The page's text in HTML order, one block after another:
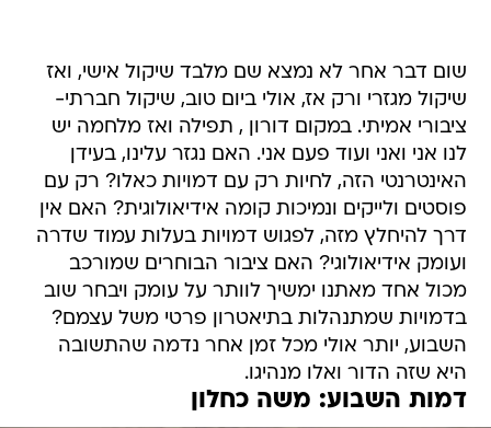
שום דבר אחר לא נמצא שם מלבד שיקול אישי, ואז
שיקול מגזרי ורק אז, אולי ביום טוב, שיקול חברתי-
ציבורי אמיתי. במקום דורון , תפילה ואז מלחמה יש
לנו אני ואני ועוד פעם אני. האם נגזר עלינו, בעידן
האינטרנטי הזה, לחיות רק עם דמויות כאלו? רק עם
פוסטים ולייקים ונמיכות קומה אידיאולוגית? האם אין
דרך להיחלץ מזה, לפגוש דמויות בעלות עמוד שדרה
ועומק אידיאולוגי? האם ציבור הבוחרים שמורכב
מכול אחד מאתנו ימשיך לוותר על עומק ויבחר שוב
בדמויות שמתנהלות בתיאטרון פרטי משל עצמם?
השבוע, יותר אולי מכל זמן אחר נדמה שהתשובה
היא שזה הדור ואלו מנהיגו.
דמות השבוע: משה כחלון